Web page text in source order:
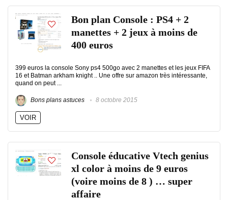
Bon plan Console : PS4 + 2
manettes + 2 jeux à moins de
400 euros
399 euros la console Sony ps4 500go avec 2 manettes et les jeux FIFA
16 et Batman arkham knight .. Une offre sur amazon très intéressante,
quand on peut ...
Bons plans astuces 8 octobre 2015
VOIR
Console éducative Vtech genius
xl color à moins de 9 euros
(voire moins de 8 ) … super
affaire